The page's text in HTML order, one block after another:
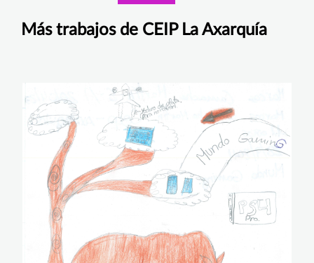
Más trabajos de CEIP La Axarquía